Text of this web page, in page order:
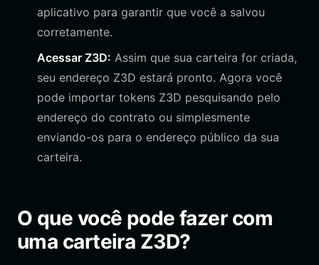
aplicativo para garantir que você a salvou
corretamente.
Acessar Z3D: Assim que sua carteira for criada,
seu endereço Z3D estará pronto. Agora você
pode importar tokens Z3D pesquisando pelo
endereço do contrato ou simplesmente
enviando-os para o endereço público da sua
carteira.
O que você pode fazer com
uma carteira Z3D?